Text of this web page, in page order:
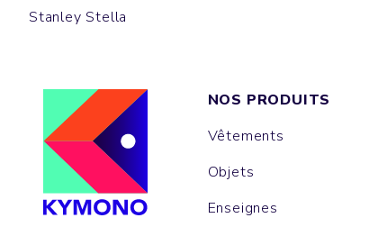
Stanley Stella
NOS PRODUITS
Vêtements
Objets
Enseignes